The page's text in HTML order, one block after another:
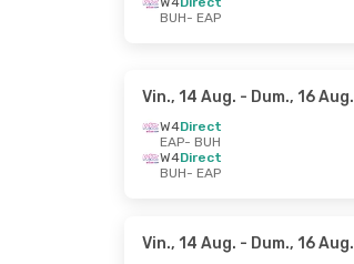
BUH- EAP
Vin., 14 Aug. - Dum., 16 Aug.
W4Direct
EAP- BUH
W4Direct
BUH- EAP
Vin., 14 Aug. - Dum., 16 Aug.